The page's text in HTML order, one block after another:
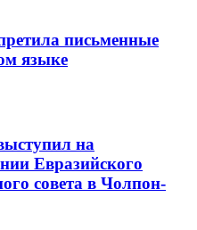
письменные
языке
на
Евразийского
совета в Чолпон-